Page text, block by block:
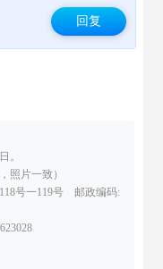
回复
。
照片一致）
号一119号 邮政编码: